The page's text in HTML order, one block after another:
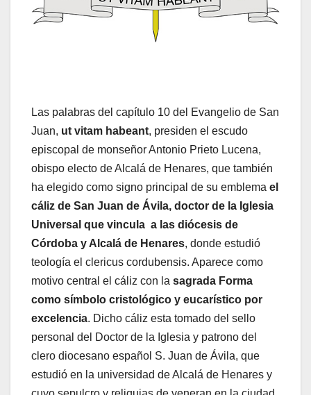
Las palabras del capítulo 10 del Evangelio de San
Juan, ut vitam habeant, presiden el escudo
episcopal de monseñor Antonio Prieto Lucena,
obispo electo de Alcalá de Henares, que también
ha elegido como signo principal de su emblema el
cáliz de San Juan de Ávila, doctor de la Iglesia
Universal que vincula a las diócesis de
Córdoba y Alcalá de Henares, donde estudió
teología el clericus cordubensis. Aparece como
motivo central el cáliz con la sagrada Forma
como símbolo cristológico y eucarístico por
excelencia. Dicho cáliz esta tomado del sello
personal del Doctor de la Iglesia y patrono del
clero diocesano español S. Juan de Ávila, que
estudió en la universidad de Alcalá de Henares y